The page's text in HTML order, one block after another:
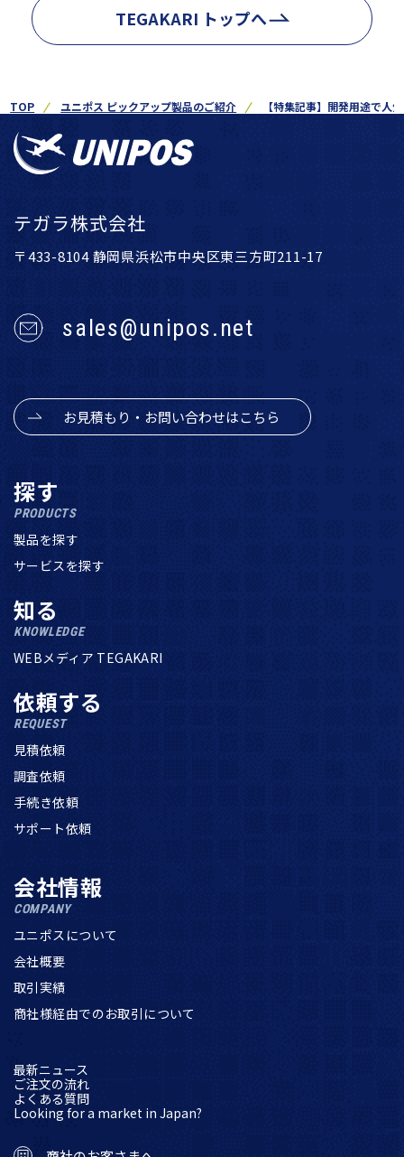
TEGAKARI トップへ
TOP ユニポス ピックアップ製品のご紹介 【特集記事】開発用途で人
テガラ株式会社
〒433-8104 静岡県浜松市中央区東三方町211-17
sales@unipos.net
お見積もり・お問い合わせはこちら
探す
PRODUCTS
製品を探す
サービスを探す
知る
KNOWLEDGE
WEBメディア TEGAKARI
依頼する
REQUEST
見積依頼
調査依頼
手続き依頼
サポート依頼
会社情報
COMPANY
ユニポスについて
会社概要
取引実績
商社様経由でのお取引について
最新ニュース
ご注文の流れ
よくある質問
Looking for a market in Japan?